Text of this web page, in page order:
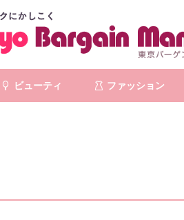
ビューティ ファッション